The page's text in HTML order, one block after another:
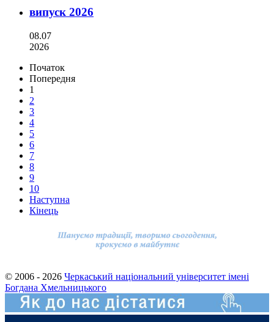
випуск 2026
08.07
2026
Початок
Попередня
1
2
3
4
5
6
7
8
9
10
Наступна
Кінець
© 2006 - 2026 Черкаський національний університет імені
Богдана Хмельницького